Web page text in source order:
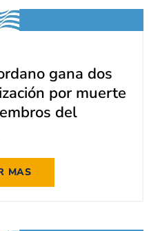
gana dos
por muerte
del
MAS